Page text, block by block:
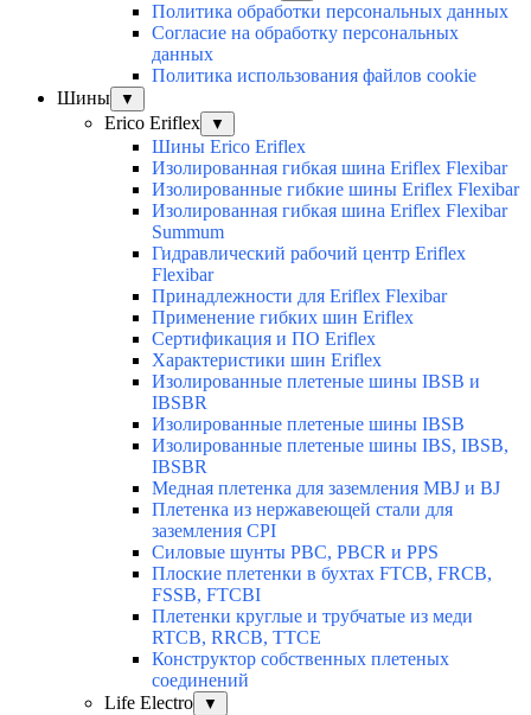
Политика обработки персональных данных
Согласие на обработку персональных
данных
Политика использования файлов cookie
Шины
▼
Erico Eriflex ▼
Шины Erico Eriflex
Изолированная гибкая шина Eriflex Flexibar
Изолированные гибкие шины Eriflex Flexibar
Изолированная гибкая шина Eriflex Flexibar
Summum
Гидравлический рабочий центр Eriflex
Flexibar
Принадлежности для Eriflex Flexibar
Применение гибких шин Eriflex
Сертификация и ПО Eriflex
Характеристики шин Eriflex
Изолированные плетеные шины IBSB и
IBSBR
Изолированные плетеные шины IBSB
Изолированные плетеные шины IBS, IBSB,
IBSBR
Медная плетенка для заземления MBJ и BJ
Плетенка из нержавеющей стали для
заземления CPI
Силовые шунты PBC, PBCR и PPS
Плоские плетенки в бухтах FTCB, FRCB,
FSSB, FTCBI
Плетенки круглые и трубчатые из меди
RTCB, RRCB, TTCE
Конструктор собственных плетеных
соединений
Life Electro
▼